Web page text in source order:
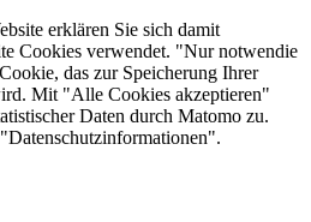
erklären Sie sich damit
Cookies verwendet. "Nur notwendie
das zur Speicherung Ihrer
Mit "Alle Cookies akzeptieren"
Daten durch Matomo zu.